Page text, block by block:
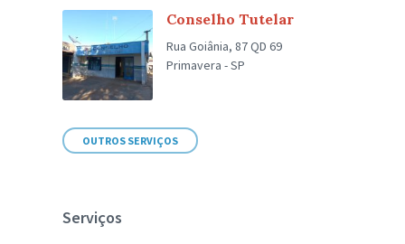
Conselho Tutelar
Rua Goiânia, 87 QD 69
Primavera - SP
OUTROS SERVIÇOS
Serviços